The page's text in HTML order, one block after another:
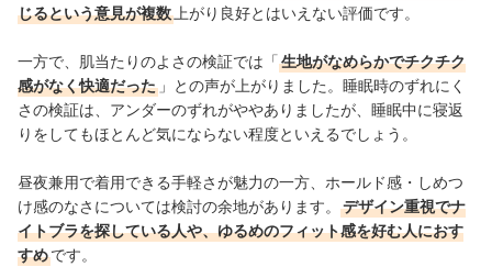
じるという意見が複数 上がり良好とはいえない評価です。
一方で、肌当たりのよさの検証では「生地がなめらかでチクチク
感がなく快適だった 」との声が上がりました。睡眠時のずれにく
さの検証は、アンダーのずれがややありましたが、睡眠中に寝返
りをしてもほとんど気にならない程度といえるでしょう。
昼夜兼用で着用できる手軽さが魅力の一方、ホールド感・しめつ
け感のなさについては検討の余地があります。
デザイン重視でナ
イトブラを探している人や、ゆるめのフィット感を好む人におす
すめです。